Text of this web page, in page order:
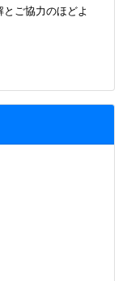
ご協力のほどよ